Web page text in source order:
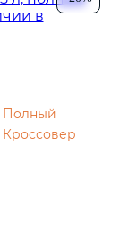
Полный
Кроссовер